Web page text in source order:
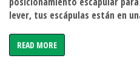
lever, tus escápulas están en
READ MORE